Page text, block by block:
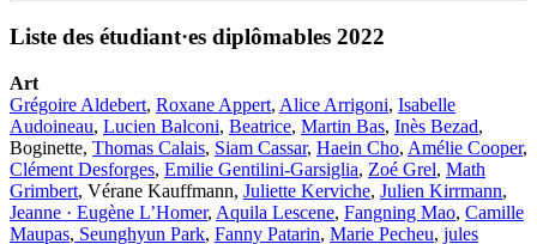
Liste des étudiant·es diplômables 2022
Art
Grégoire Aldebert, Roxane Appert, Alice Arrigoni, Isabelle
Audoineau, Lucien Balconi, Beatrice, Martin Bas, Inès Bezad,
Boginette, Thomas Calais, Siam Cassar, Haein Cho, Amélie Cooper,
Clément Desforges, Emilie Gentilini-Garsiglia, Zoé Grel, Math
Grimbert, Vérane Kauffmann, Juliette Kerviche, Julien Kirrmann,
Jeanne · Eugène L’Homer, Aquila Lescene, Fangning Mao, Camille
Maupas, Seunghyun Park, Fanny Patarin, Marie Pecheu, jules